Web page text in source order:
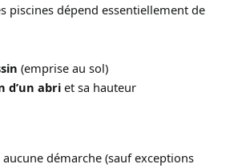
piscines dépend essentiellement de
(emprise au sol)
d’un abriet sa hauteur
démarche (sauf exceptions